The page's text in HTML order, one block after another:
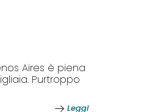
Aires è piena
Purtroppo
Leggi